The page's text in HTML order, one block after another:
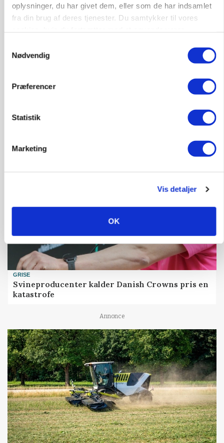
oplysninger, du har givet dem, eller som de har indsamlet
fra din brug af deres tjenester. Du samtykker til vores
Nødvendig
Præferencer
Statistik
Marketing
Vis detaljer
OK
På døgnvagt i høsten
GRISE
Svineproducenter kalder Danish Crowns pris en
katastrofe
Annonce